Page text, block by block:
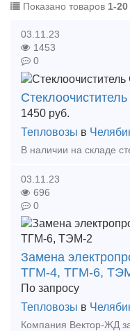
Показано товаров 1-20
03.11.23
1453
0
1450 руб.
Тепловозы в
03.11.23
696
0
Замена
ТГМ-4, ТГМ-6,
По запросу
Тепловозы в